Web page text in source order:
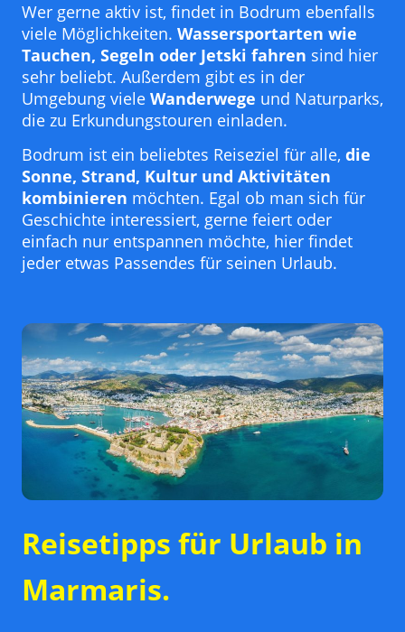
Wer gerne aktiv ist, findet in Bodrum ebenfalls
viele Möglichkeiten. Wassersportarten wie
Tauchen, Segeln oder Jetski fahren sind hier
sehr beliebt. Außerdem gibt es in der
Umgebung viele Wanderwege und Naturparks,
die zu Erkundungstouren einladen.
Bodrum ist ein beliebtes Reiseziel für alle, die
Sonne, Strand, Kultur und Aktivitäten
kombinieren möchten. Egal ob man sich für
Geschichte interessiert, gerne feiert oder
einfach nur entspannen möchte, hier findet
jeder etwas Passendes für seinen Urlaub.
Reisetipps für Urlaub in
Marmaris.